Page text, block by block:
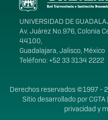
UNIVERSIDAD DE
Av. Juárez No.976, Colonia
44100,
Guadalajara, Jalisco, México
Teléfono: +52 33 3134 2222
Derechos
Derechos reservados ©1997 -
Sitio desarrollado por CGTA|
privacidad y